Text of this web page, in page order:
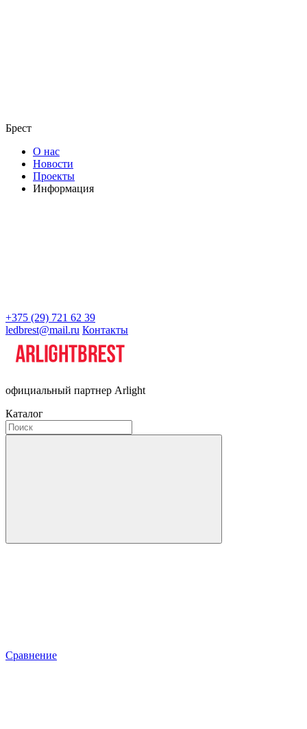
Брест
О нас
Новости
Проекты
Информация
+375 (29) 721 62 39
ledbrest@mail.ru Контакты
официальный партнер Arlight
Каталог
Сравнение